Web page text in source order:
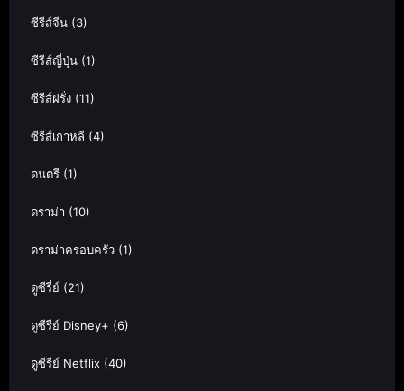
ซีรีส์จีน (3)
ซีรีส์ญี่ปุ่น (1)
ซีรีส์ฝรั่ง (11)
ซีรีส์เกาหลี (4)
ดนตรี (1)
ดราม่า (10)
ดราม่าครอบครัว (1)
ดูซีรี่ย์ (21)
ดูซีรีย์ Disney+ (6)
ดูซีรีย์ Netflix (40)